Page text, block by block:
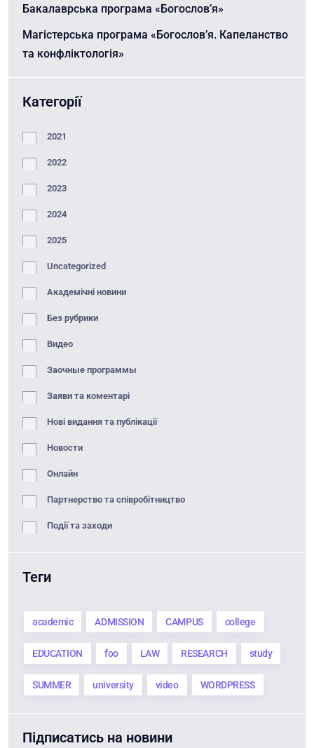
Бакалаврська програма «Богослов’я»
Магістерська програма «Богослов’я. Капеланство
та конфліктологія»
Категорії
2021
2022
2023
2024
2025
Uncategorized
Академічні новини
Без рубрики
Видео
Заочные программы
Заяви та коментарі
Нові видання та публікації
Новости
Онлайн
Партнерство та співробітництво
Події та заходи
Теги
academic ADMISSION CAMPUS college
EDUCATION foo LAW RESEARCH study
SUMMER university video WORDPRESS
Підписатись на новини